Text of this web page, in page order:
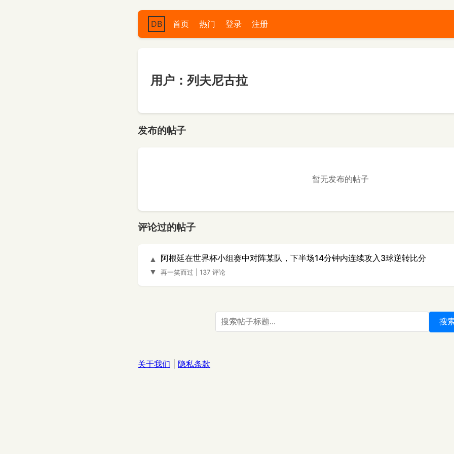
DB 首页 热门 登录 注册
用户：列夫尼古拉
发布的帖子
暂无发布的帖子
评论过的帖子
▲
▼
阿根廷在世界杯小组赛中对阵某队，下半场14分钟内连续攻入3球逆转比分
再一笑而过 137 评论
搜
关于我们 隐私条款